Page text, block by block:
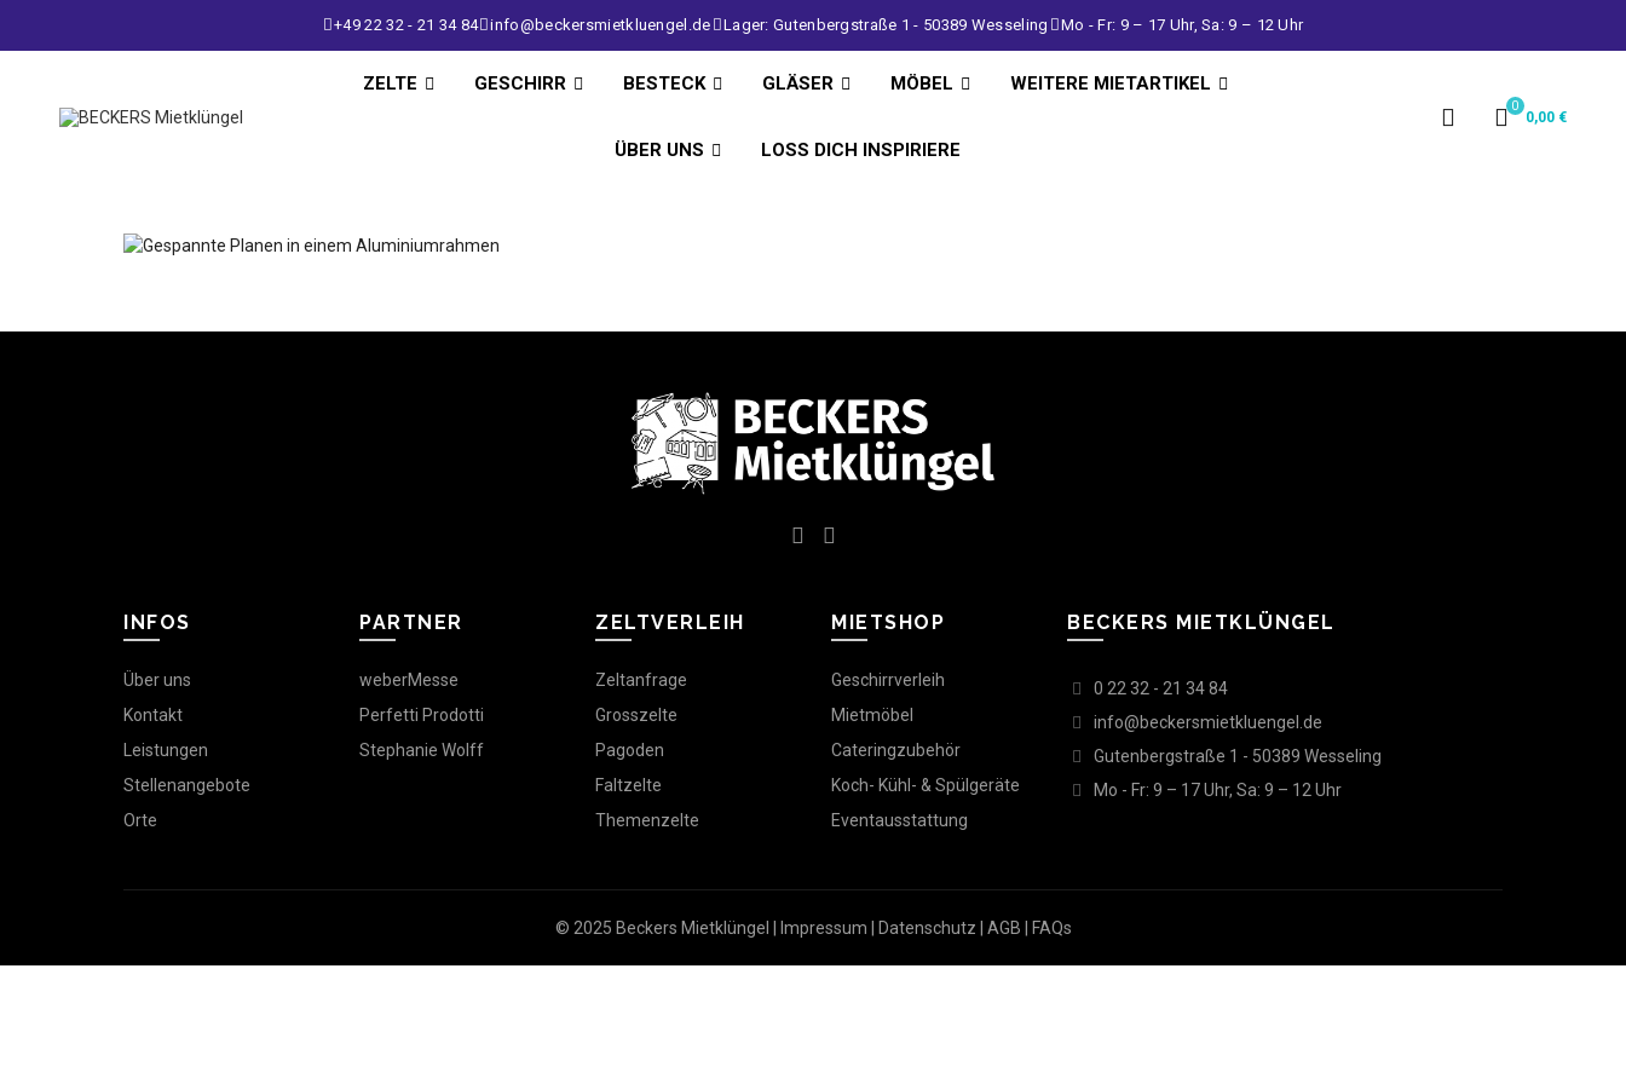
+49 22 32 - 21 34 84 info@beckersmietkluengel.de Lager: Gutenbergstraße 1 - 50389 Wesseling Mo - Fr: 9 – 17 Uhr, Sa: 9 – 12 Uhr
ZELTE GESCHIRR BESTECK GLÄSER MÖBEL WEITERE MIETARTIKEL
ÜBER UNS LOSS DICH INSPIRIERE
0
0,00 €
INFOS
Über uns
Kontakt
Leistungen
Stellenangebote
Orte
PARTNER
weberMesse
Perfetti Prodotti
Stephanie Wolff
ZELTVERLEIH
Zeltanfrage
Grosszelte
Pagoden
Faltzelte
Themenzelte
MIETSHOP
Geschirrverleih
Mietmöbel
Cateringzubehör
Koch- Kühl- & Spülgeräte
Eventausstattung
BECKERS MIETKLÜNGEL
0 22 32 - 21 34 84
info@beckersmietkluengel.de
Gutenbergstraße 1 - 50389 Wesseling
Mo - Fr: 9 – 17 Uhr, Sa: 9 – 12 Uhr
© 2025 Beckers Mietklüngel | Impressum Datenschutz AGB FAQs